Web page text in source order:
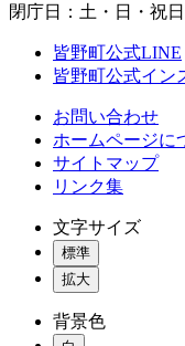
閉庁日：土・日・祝
皆野町公式LINE
皆野町公式イン
お問い合わせ
ホームページに
サイトマップ
リンク集
文字サイズ
標準
拡大
背景色